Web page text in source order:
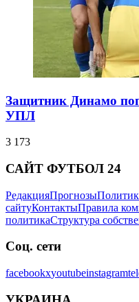
Защитник Динамо
УПЛ
3 173
САЙТ ФУТБОЛ 24
РедакцияПрогнозы
сайтуКонтактыПравила
политикаСтруктура
Соц. сети
facebookxyoutubeinstagram